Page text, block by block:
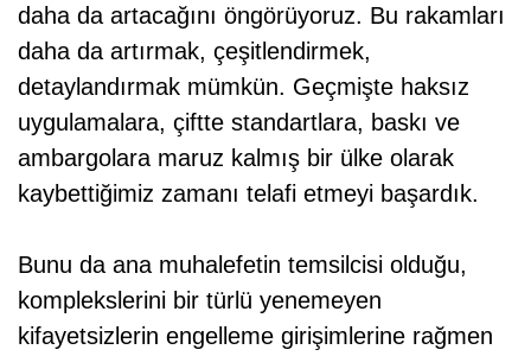
daha da artacağını öngörüyoruz. Bu rakamları
daha da artırmak, çeşitlendirmek,
detaylandırmak mümkün. Geçmişte haksız
uygulamalara, çiftte standartlara, baskı ve
ambargolara maruz kalmış bir ülke olarak
kaybettiğimiz zamanı telafi etmeyi başardık.
Bunu da ana muhalefetin temsilcisi olduğu,
komplekslerini bir türlü yenemeyen
kifayetsizlerin engelleme girişimlerine rağmen